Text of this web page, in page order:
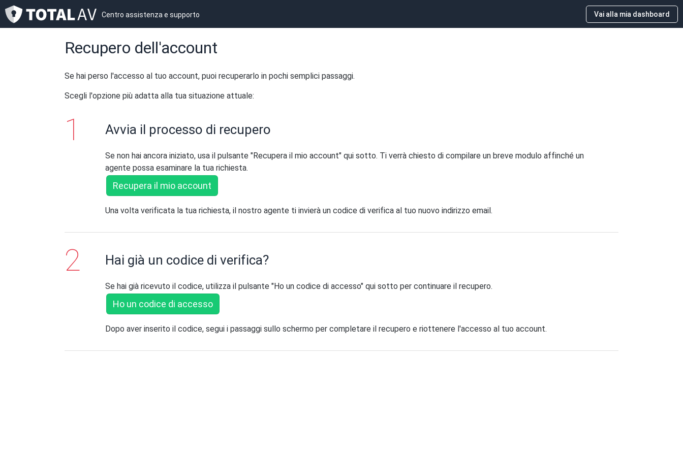
Centro assistenza e supporto Vai alla mia dashboard
Recupero dell'account
Se hai perso l'accesso al tuo account, puoi recuperarlo in pochi semplici passaggi.
Scegli l'opzione più adatta alla tua situazione attuale:
Avvia il processo di recupero
Se non hai ancora iniziato, usa il pulsante "Recupera il mio account" qui sotto. Ti verrà chiesto di compilare un breve modulo affinché un
agente possa esaminare la tua richiesta.
Recupera il mio account
Una volta verificata la tua richiesta, il nostro agente ti invierà un codice di verifica al tuo nuovo indirizzo email.
Hai già un codice di verifica?
Se hai già ricevuto il codice, utilizza il pulsante "Ho un codice di accesso" qui sotto per continuare il recupero.
Ho un codice di accesso
Dopo aver inserito il codice, segui i passaggi sullo schermo per completare il recupero e riottenere l'accesso al tuo account.